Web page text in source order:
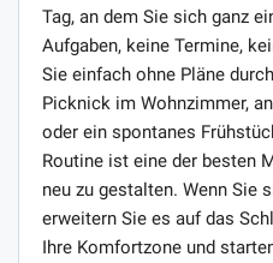
Tag, an dem Sie sich ganz
Aufgaben, keine Termine,
Sie einfach ohne Pläne
Picknick im Wohnzimmer,
oder ein spontanes
Routine ist eine der besten
neu zu gestalten. Wenn Sie
erweitern Sie es auf das
Ihre Komfortzone und